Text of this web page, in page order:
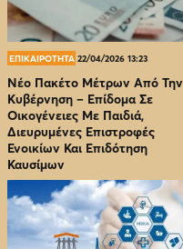
ΕΠΙΚΑΙΡΟΤΗΤΑ 22/04/2026 13:23
Νέο Πακέτο Μέτρων Από Την
Κυβέρνηση – Επίδομα Σε
Οικογένειες Με Παιδιά,
Διευρυμένες Επιστροφές
Ενοικίων Και Επιδότηση
Καυσίμων